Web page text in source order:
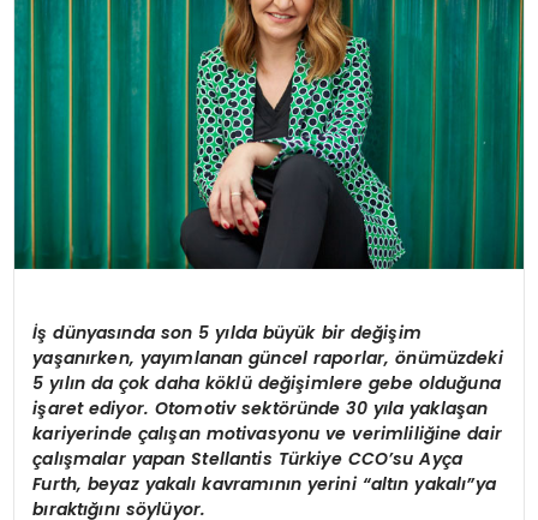
İş dünyasında son 5 yılda büyük bir değişim
yaşanırken, yayımlanan güncel raporlar, önümüzdeki
5 yılın da çok daha köklü değişimlere gebe olduğuna
işaret ediyor. Otomotiv sektöründe 30 yıla yaklaşan
kariyerinde çalışan motivasyonu ve verimliliğine dair
çalışmalar yapan Stellantis Türkiye CCO’su Ayça
Furth, beyaz yakalı kavramının yerini “altın yakalı”ya
bıraktığını söylüyor.